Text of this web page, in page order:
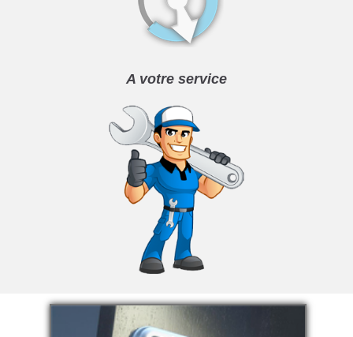
A votre service